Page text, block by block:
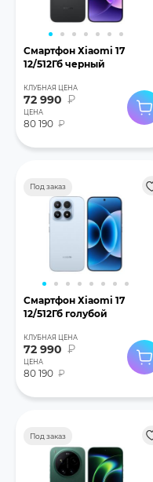
Смартфон Хiaomi 17
12/512Гб черный
КЛУБНАЯ ЦЕНА
72 990 ₽
ЦЕНА
80 190 ₽
Под заказ
Смартфон Хiaomi 17
12/512Гб голубой
КЛУБНАЯ ЦЕНА
72 990 ₽
ЦЕНА
80 190 ₽
Под заказ